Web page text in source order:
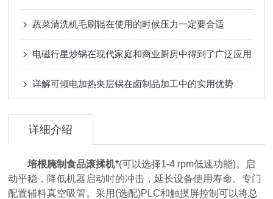
蔬菜清洗机毛刷辊在使用的时候压力一定要合适
电磁行星炒锅在现代家庭和商业厨房中得到了广泛应用
详解可倾电加热夹层锅在卤制品加工中的实用优势
详细介绍
培根腌制食品滚揉机*(可以选择1-4 rpm低速功能)。启
动平稳，降低机器启动时的冲击，延长设备使用寿命。专门
配置辅料真空吸管。采用(选配)PLC和触摸屏控制可以将总